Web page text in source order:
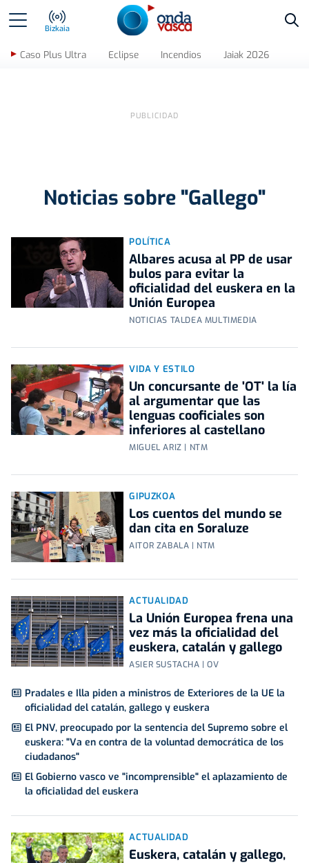
Bizkaia
Caso Plus Ultra Eclipse Incendios Jaiak 2026
Noticias sobre "Gallego"
POLÍTICA
Albares acusa al PP de usar
bulos para evitar la
oficialidad del euskera en la
Unión Europea
NOTICIAS TALDEA MULTIMEDIA
VIDA Y ESTILO
Un concursante de 'OT' la lía
al argumentar que las
lenguas cooficiales son
inferiores al castellano
MIGUEL ARIZ | NTM
GIPUZKOA
Los cuentos del mundo se
dan cita en Soraluze
AITOR ZABALA | NTM
ACTUALIDAD
La Unión Europea frena una
vez más la oficialidad del
euskera, catalán y gallego
ASIER SUSTACHA | OV
Pradales e Illa piden a ministros de Exteriores de la UE la
oficialidad del catalán, gallego y euskera
El PNV, preocupado por la sentencia del Supremo sobre el
euskera: "Va en contra de la voluntad democrática de los
ciudadanos"
El Gobierno vasco ve "incomprensible" el aplazamiento de
la oficialidad del euskera
ACTUALIDAD
Euskera, catalán y gallego,